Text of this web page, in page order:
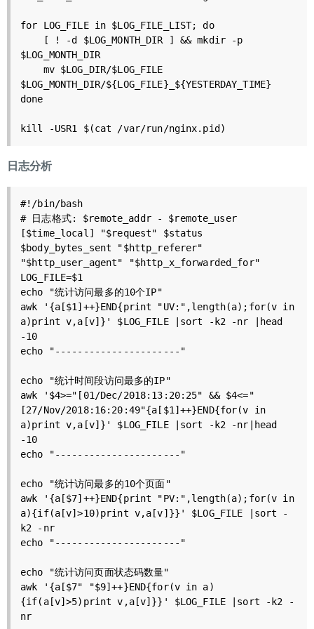
for LOG_FILE in $LOG_FILE_LIST; do
$LOG_MONTH_DIR
$LOG_MONTH_DIR/${LOG_FILE}_${YESTERDAY_TIME}
done
日志分析
#!/bin/bash
# 日志格式: $remote_addr - $remote_user
[$time_local] "$request" $status
$body_bytes_sent "$http_referer"
"$http_user_agent" "$http_x_forwarded_for"
LOG_FILE=$1
echo "统计访问最多的10个IP"
awk '{a[$1]++}END{print "UV:",length(a);for(v in
a)print v,a[v]}' $LOG_FILE |sort -k2 -nr |head
-10
echo "----------------------"
echo "统计时间段访问最多的IP"
awk '$4>="[01/Dec/2018:13:20:25" && $4<="
[27/Nov/2018:16:20:49"{a[$1]++}END{for(v in
a)print v,a[v]}' $LOG_FILE |sort -k2 -nr|head
-10
echo "----------------------"
echo "统计访问最多的10个页面"
awk '{a[$7]++}END{print "PV:",length(a);for(v in
a){if(a[v]>10)print v,a[v]}}' $LOG_FILE |sort -
k2 -nr
echo "----------------------"
echo "统计访问页面状态码数量"
awk '{a[$7" "$9]++}END{for(v in a)
{if(a[v]>5)print v,a[v]}}' $LOG_FILE |sort -k2 -
nr